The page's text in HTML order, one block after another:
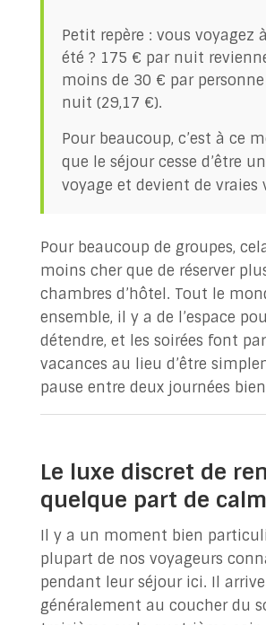
Petit repère : vous voyagez
été ? 175 € par nuit
moins de 30 € par
nuit (29,17 €).
Pour beaucoup, c’est à ce
que le séjour cesse d’être
voyage et devient de vraies
Pour beaucoup de groupes,
moins cher que de réserver
chambres d’hôtel. Tout le
ensemble, il y a de l’espace
détendre, et les soirées font
vacances au lieu d’être
pause entre deux journées
Le luxe discret de
quelque part de
Il y a un moment bien
plupart de nos voyageurs
pendant leur séjour ici. Il arrive
généralement au coucher du